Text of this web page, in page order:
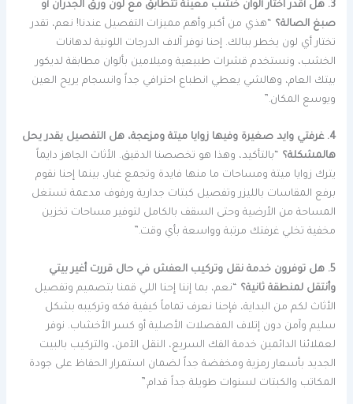
3. هل أقدر اختار ألوان خشب معينة تتطابق مع لون ورق الجدران أو
صبغ الصالة؟ “هذي من أكبر وأهم مميزات التفصيل عندنا! نعم، تقدر
تختار أي لون يخطر ببالك. إحنا نوفر آلاف الدرجات اللونية لدهانات
الخشب، ونستخدم قشرات طبيعية وميلامين بألوان مطابقة لديكور
بيتك العام، وهالشي يعطي انطباع احترافي جداً وانسجام يريح العين
ويوسع المكان.”
4. غرفتي وايد صغيرة وفيها زوايا ميتة ومزعجة، هل التفصيل يقدر يحل
هالمشكلة؟
“بالتأكيد، وهذا هو تخصصنا الدقيق. الأثاث الجاهز دايماً
يترك زوايا ميتة ومساحات ما منها فايدة وتجمع غبار، بينما إحنا نقوم
برفع المقاسات بالليزر وتفصيل كبتات جدارية ورفوف مدعمة تستغل
المساحة من الأرضية وحتى السقف بالكامل لتوفير مساحات تخزين
مخفية تخلي غرفتك مرتبة وواسعة بأي وقت.”
5. هل توفرون خدمة نقل وتركيب العفش في حال قررت أغير بيتي
وأنتقل لمنطقة ثانية؟ “نعم، بما إننا إحنا اللي قمنا بتصميم وتفصيل
الأثاث لكم من البداية، فإحنا نعرف تماماً كيفية فكه وتركيبه بشكل
سليم وآمن دون إتلاف المفصلات الأصلية أو كسر الأخشاب. نوفر
لعملائنا الدائمين خدمة الفك السريع، النقل الآمن، والتركيب بالبيت
الجديد بأسعار رمزية ومخفضة جداً لضمان استمرار الحفاظ على جودة
المكاتب والكبتات لسنوات طويلة جداً قدام.”